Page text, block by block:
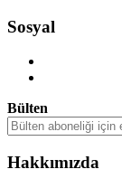
Sosyal
Bülten
Hakkımızda